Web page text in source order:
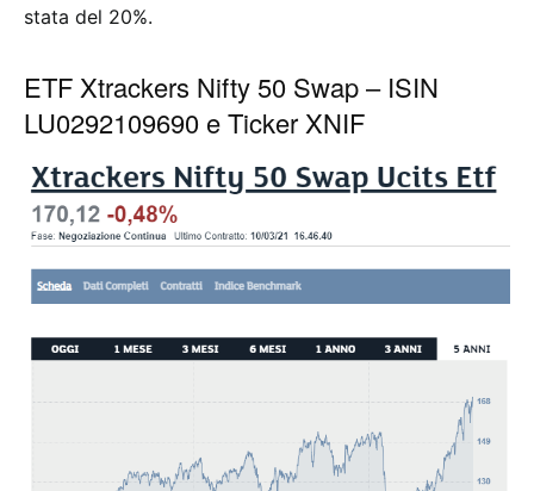
stata del 20%.
ETF Xtrackers Nifty 50 Swap – ISIN
LU0292109690 e Ticker XNIF